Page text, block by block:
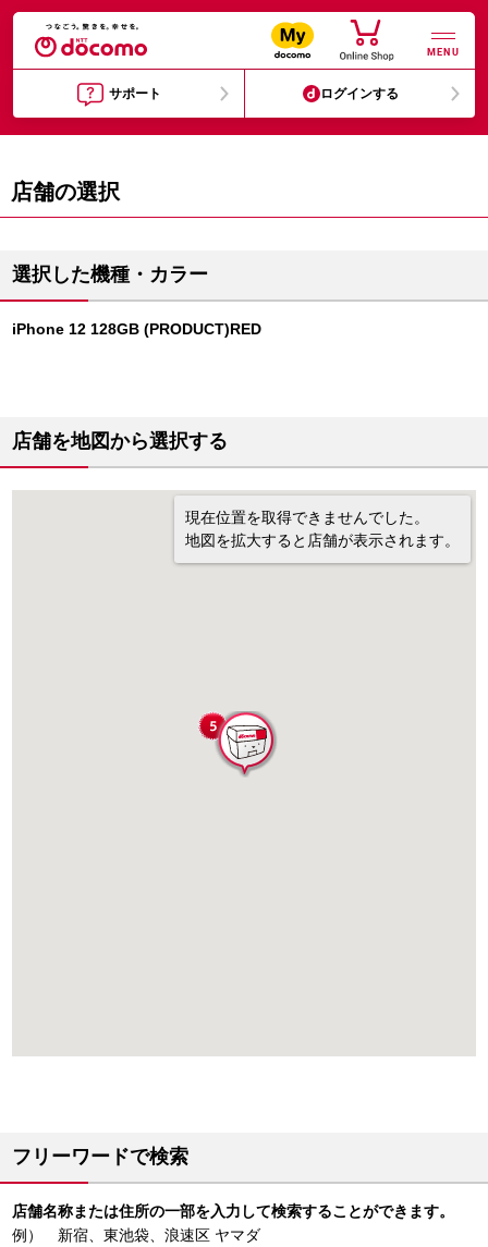
MENU
サポート ログインする
店舗の選択
選択した機種・カラー
iPhone 12 128GB (PRODUCT)RED
店舗を地図から選択する
現在位置を取得できませんでした。
地図を拡大すると店舗が表示されます。
フリーワードで検索
店舗名称または住所の一部を入力して検索することができます。
例） 新宿、東池袋、浪速区 ヤマダ